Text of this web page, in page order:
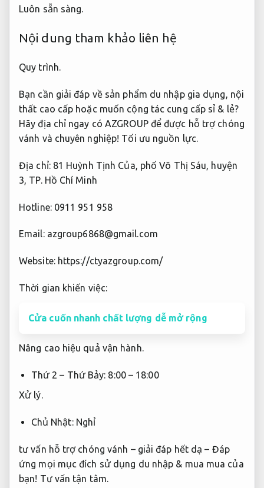
Luôn sẵn sàng.
Nội dung tham khảo liên hệ
Quy trình.
Bạn cần giải đáp về sản phẩm du nhập gia dụng, nội
thất cao cấp hoặc muốn cộng tác cung cấp sỉ & lẻ?
Hãy địa chỉ ngay có AZGROUP để được hỗ trợ chóng
vánh và chuyên nghiệp! Tối ưu nguồn lực.
Địa chỉ: 81 Huỳnh Tịnh Của, phố Võ Thị Sáu, huyện
3, TP. Hồ Chí Minh
Hotline: 0911 951 958
Email: azgroup6868@gmail.com
Website: https://ctyazgroup.com/
Thời gian khiến việc:
Cửa cuốn nhanh chất lượng dễ mở rộng
Nâng cao hiệu quả vận hành.
Thứ 2 – Thứ Bảy: 8:00 – 18:00
Xử lý.
Chủ Nhật: Nghỉ
tư vấn hỗ trợ chóng vánh – giải đáp hết dạ – Đáp
ứng mọi mục đích sử dụng du nhập & mua mua của
bạn! Tư vấn tận tâm.